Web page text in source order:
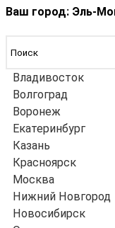
Ваш город: Эль-
Владивосток
Волгоград
Воронеж
Екатеринбург
Казань
Красноярск
Москва
Нижний Новгород
Новосибирск